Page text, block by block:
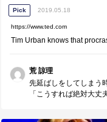
Pick 2019.05.18
https://www.ted.com
Tim Urban knows that
荒 諒理
先延ばしをしてしまう
「こうすれば絶対大